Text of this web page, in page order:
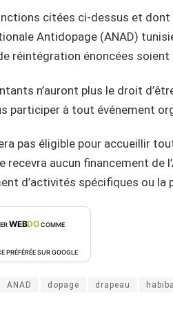
citées ci-dessus et
Antidopage (ANAD)
réintégration énoncées soient
n’auront plus le droit
participer à tout événement
pas éligible pour accueillir
recevra aucun financement
d’activités spécifiques ou
WEBDOCOMME
PRÉFÉRÉE SUR GOOGLE
ANAD dopage drapeau